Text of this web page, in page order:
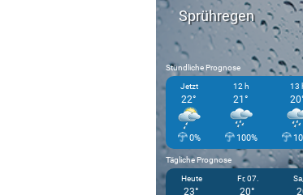
Sprühregen
Stündliche Prognose
Jetzt
22°
0%
12 h
21°
100%
13
Tägliche Prognose
Heute
23°
Fr, 07.
20°